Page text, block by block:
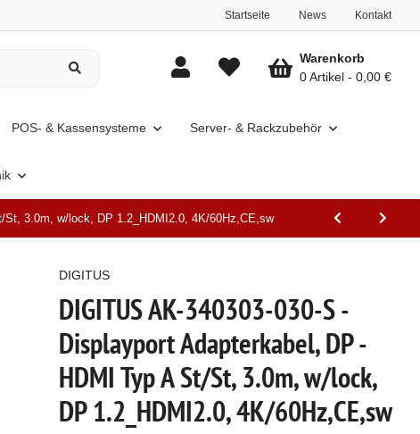
Startseite News Kontakt
POS- & Kassensysteme Server- & Rackzubehör
Warenkorb
0 Artikel
0,00 €
St, 3.0m, w/lock, DP 1.2_HDMI2.0, 4K/60Hz,CE,sw
DIGITUS AK-340303-030-S -
Displayport Adapterkabel, DP -
HDMI Typ A St/St, 3.0m, w/lock,
DP 1.2_HDMI2.0, 4K/60Hz,CE,sw
DIGITUS